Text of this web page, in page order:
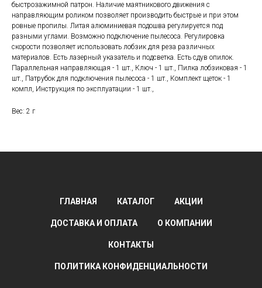
быстрозажимной патрон. Наличие маятникового движения с
направляющим роликом позволяет производить быстрые и при этом
ровные пропилы. Литая алюминиевая подошва регулируется под
разными углами. Возможно подключение пылесоса. Регулировка
скорости позволяет использовать лобзик для реза различных
материалов. Есть лазерный указатель и подсветка. Есть сдув опилок.
Параллельная направляющая - 1 шт., Ключ - 1 шт., Пилка лобзиковая - 1
шт., Патрубок для подключения пылесоса - 1 шт., Комплект щеток - 1
компл, Инструкция по эксплуатации - 1 шт.,
Вес: 2 г
ГЛАВНАЯ КАТАЛОГ АКЦИИ
ДОСТАВКА И ОПЛАТА О КОМПАНИИ
КОНТАКТЫ
ПОЛИТИКА КОНФИДЕНЦИАЛЬНОСТИ